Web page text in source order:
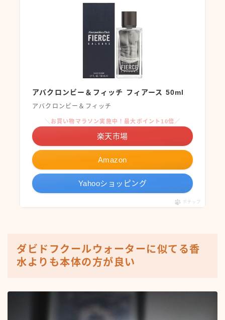
アバクロンビー＆フィッチ フィアース 50ml
アバクロンビー＆フィッチ
Amazon
＼お買い物マラソン実施中！最大ポイント10倍／
楽天市場
Yahooショッピング
ポチップ
ダビドフクールウォーターに似てる香
水よりも本体の方が良い